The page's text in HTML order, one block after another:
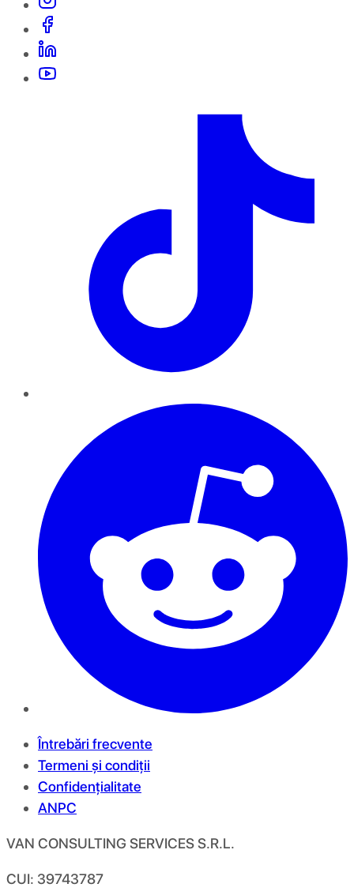
Întrebări frecvente
Termeni și condiții
Confidențialitate
ANPC
VAN CONSULTING SERVICES S.R.L.
CUI: 39743787